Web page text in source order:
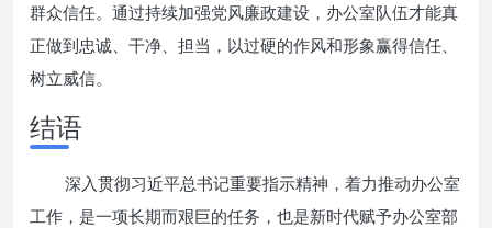
群众信任。通过持续加强党风廉政建设，办公室队伍才能真
正做到忠诚、干净、担当，以过硬的作风和形象赢得信任、
树立威信。
结语
深入贯彻习近平总书记重要指示精神，着力推动办公室
工作，是一项长期而艰巨的任务，也是新时代赋予办公室部